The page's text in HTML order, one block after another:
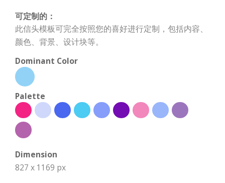
可定制的：
此信头模板可完全按照您的喜好进行定制，包括内容、
颜色、背景、设计块等。
Dominant Color
Palette
Dimension
827 x 1169 px